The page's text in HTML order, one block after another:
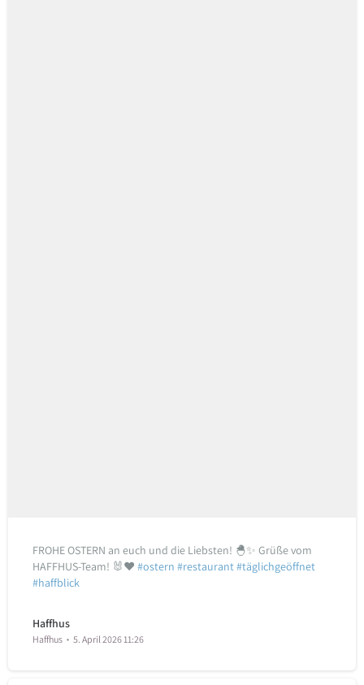
FROHE OSTERN an euch und die Liebsten! 🐣✨ Grüße vom
HAFFHUS-Team! 🐰♥️ #ostern #restaurant#täglichgeöffnet
#haffblick
Haffhus
Haffhus 5. April 2026 11:26